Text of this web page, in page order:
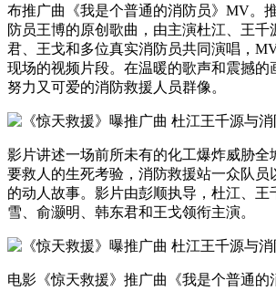
布推广曲《我是个普通的消防员》MV。
防员王博的原创歌曲，由主演杜江、王千
君、王戈和多位真实消防员共同演唱，
现场的视频片段。在温暖的歌声和震撼的
努力又可爱的消防救援人员群像。
影片讲述一场前所未有的化工爆炸威胁全
要救人的生死考验，消防救援站一众队员
的动人故事。影片由彭顺执导，杜江、王
雪、俞灏明、韩东君和王戈领衔主演。
电影《惊天救援》推广曲《我是个普通的